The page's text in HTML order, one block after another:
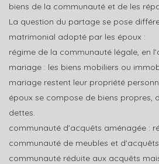
biens de la communauté et de les
La question du partage se pose
matrimonial adopté par les époux :
régime de la communauté légale, en
mariage : les biens mobiliers ou
mariage restent leur propriété
époux se compose de biens propres,
dettes.
communauté d’acquêts aménagée :
communauté de meubles et
communauté réduite aux acquêts